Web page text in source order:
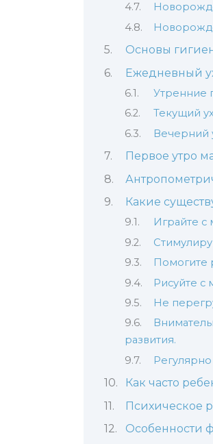
Основы
Ежедневный
Утренние
Текущий
Вечерний
Первое утро
Какие
Играйте
Помогите
Рисуйте
Не
развития.
Как часто
Психическое
Особенности